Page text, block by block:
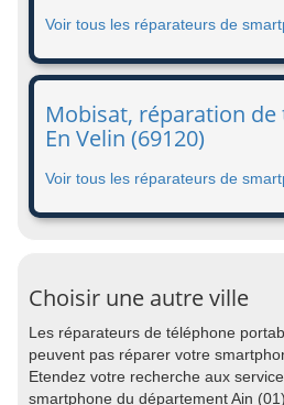
Voir tous les réparateurs de
Mobisat, réparation de
En Velin (69120)
Voir tous les réparateurs de
Choisir une autre ville
Les réparateurs de téléphone
peuvent pas réparer votre
Etendez votre recherche aux
smartphone du département Ain (01).